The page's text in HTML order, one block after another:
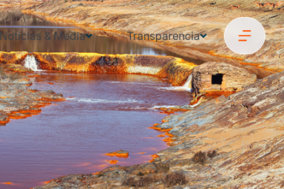
Noticias & Media Transparencia